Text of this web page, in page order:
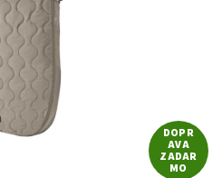
DOPR
AVA
ZADAR
MO